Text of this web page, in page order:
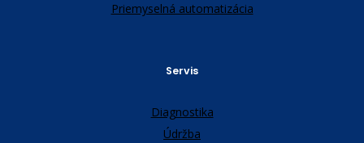
Priemyselná automatizácia
Servis
Diagnostika
Údržba